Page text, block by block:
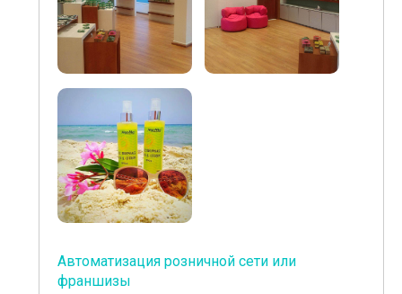
Автоматизация розничной сети или
франшизы